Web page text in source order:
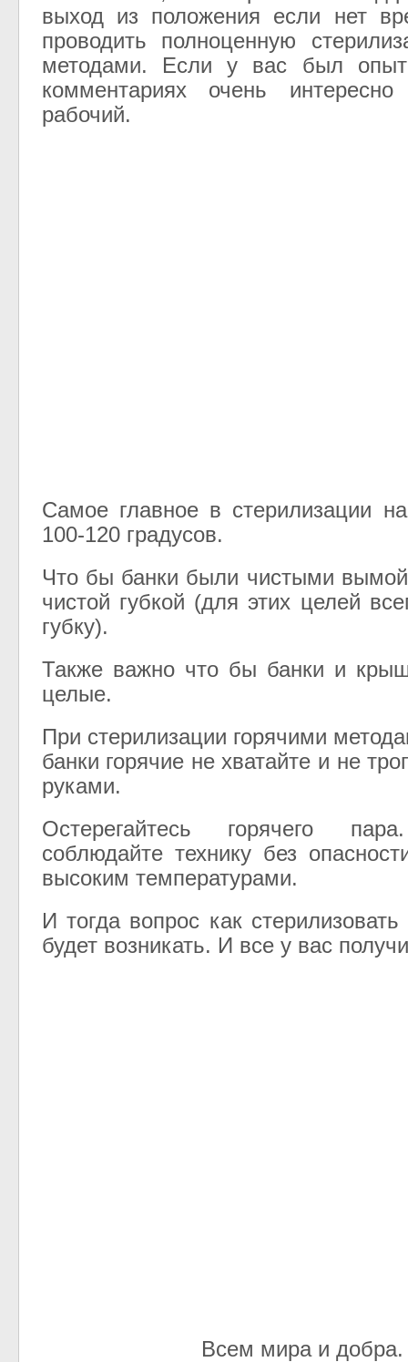
выход из положения если нет
проводить полноценную
методами. Если у вас был опыт
комментариях очень
рабочий.
Самое главное в стерилизации
100-120 градусов.
Что бы банки были чистыми
чистой губкой (для этих целей
губку).
Также важно что бы банки и
целые.
При стерилизации горячими
банки горячие не хватайте и не
руками.
Остерегайтесь горячего
соблюдайте технику без
высоким температурами.
И тогда вопрос как
будет возникать. И все у вас
Всем мира и добра.